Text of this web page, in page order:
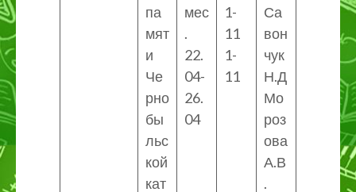
па
мят
и
Че
рно
бы
льс
кой
кат
мес
.
22.
04-
26.
04
1-
11
1-
11
Са
вон
чук
Н.Д
Мо
роз
ова
А.В
.